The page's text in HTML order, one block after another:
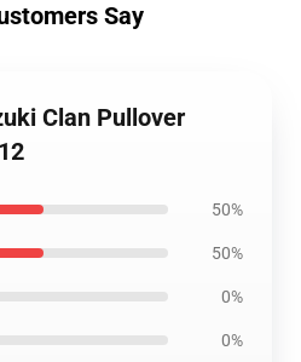
Say
Clan Pullover
50%
50%
0%
0%